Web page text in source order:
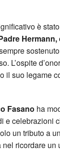
è
L’ospite
il suo legame
Fasano ha
e celebrazioni
un tributo a
ricordare